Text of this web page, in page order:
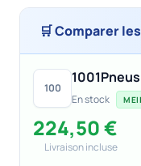
🛒 Comparer
100
1001Pneus
En stock
224,50 €
Livraison incluse